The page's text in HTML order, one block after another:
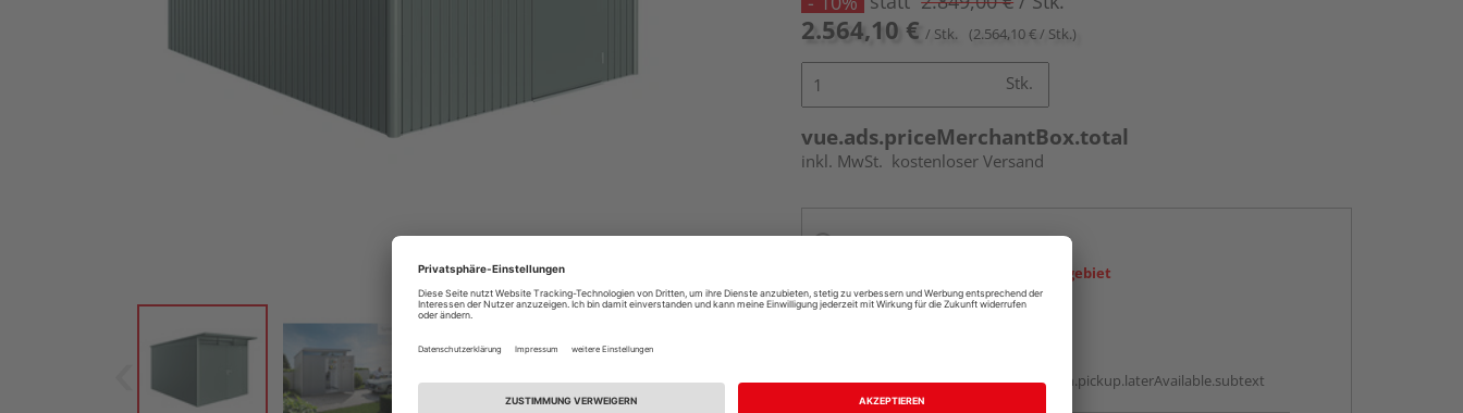
2.564,10 € / Stk. (2.564,10 € / Stk.)
Stk.
vue.ads.priceMerchantBox.total
inkl. MwSt. kostenloser Versand
Online bestellen
Ihr Standort ist nicht im Liefergebiet
vue.ads.priceMerchantBox.option.pickup.laterAvailable.subtext